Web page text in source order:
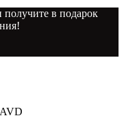
в подарок